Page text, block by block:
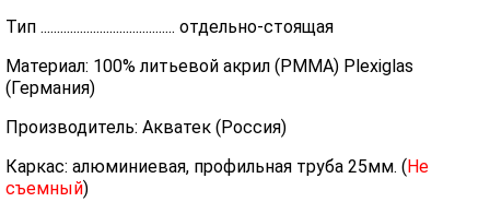
Тип ......................................... отдельно-стоящая
Материал: 100% литьевой акрил (PMMA) Plexiglas
(Германия)
Производитель: Акватек (Россия)
Каркас: алюминиевая, профильная труба 25мм. (Не
съемный)